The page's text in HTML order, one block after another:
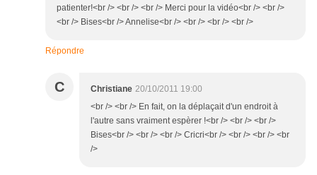
patienter!<br /> <br /> <br /> Merci pour la vidéo<br /> <br />
<br /> Bises<br /> Annelise<br /> <br /> <br /> <br />
Répondre
C Christiane 20/10/2011 19:00
<br /> <br /> En fait, on la déplaçait d'un endroit à
l'autre sans vraiment espèrer !<br /> <br /> <br />
Bises<br /> <br /> <br /> Cricri<br /> <br /> <br /> <br
/>